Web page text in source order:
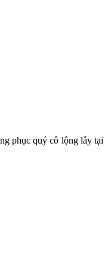
phục quý cô lộng lẫy tại